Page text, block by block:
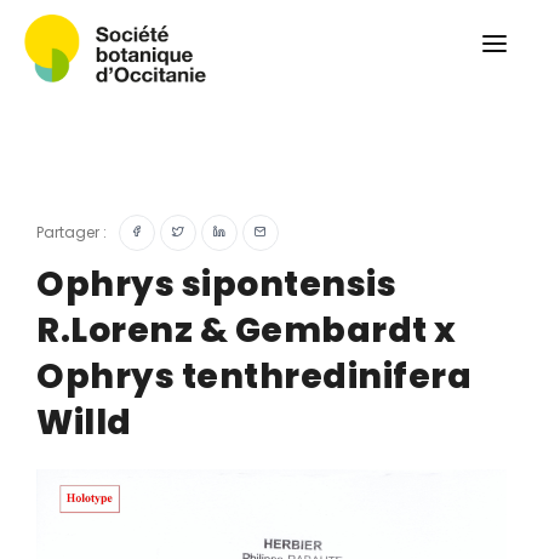
Herbier PCPR
Ressources
Actualités et calendrier
Contact
Partager :
Ophrys sipontensis
R.Lorenz & Gembardt x
Ophrys tenthredinifera
Willd